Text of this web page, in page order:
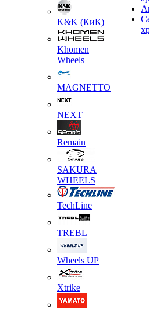
K&K (КиК)
Khomen
Wheels
MAGNETTO
NEXT
Remain
SAKURA
WHEELS
TechLine
TREBL
Wheels UP
Xtrike